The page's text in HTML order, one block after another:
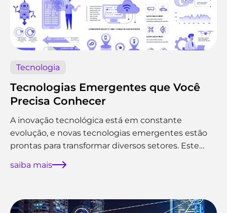
Tecnologia
Tecnologias Emergentes que Você
Precisa Conhecer
A inovação tecnológica está em constante
evolução, e novas tecnologias emergentes estão
prontas para transformar diversos setores. Este
causando impacto significativo e que você deve
problemas complexos que são inviáveis para
saiba mais